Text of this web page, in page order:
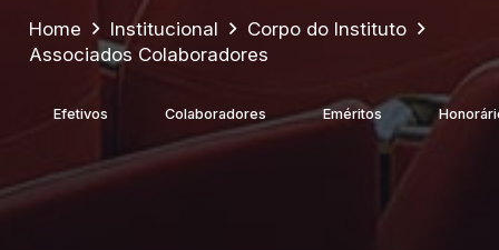
Home Institucional
Corpo do Instituto
Associados Colaboradores
Efetivos Colaboradores Eméritos